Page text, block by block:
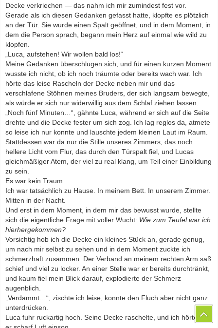
Decke verkriechen — das nahm ich mir zumindest fest vor.
Gerade als ich diesen Gedanken gefasst hatte, klopfte es plötzlich
an der Tür. Sie wurde einen Spalt geöffnet, und in dem Moment, in
dem die Person sprach, begann mein Herz auf einmal wie wild zu
klopfen.
„Luca, aufstehen! Wir wollen bald los!“
Meine Gedanken überschlugen sich, und für einen kurzen Moment
wusste ich nicht, ob ich noch träumte oder bereits wach war. Ich
hörte das leise Rascheln der Decke neben mir und das
verschlafene Stöhnen meines Bruders, der sich langsam bewegte,
als würde er sich nur widerwillig aus dem Schlaf ziehen lassen.
„Noch fünf Minuten…“, gähnte Luca, während er sich auf die Seite
drehte und die Decke fester um sich zog. Ich lag reglos da, atmete
so leise ich nur konnte und lauschte jedem kleinen Laut im Raum.
Stattdessen war da nur die Stille unseres Zimmers, das noch
hellere Licht vom Flur, das durch den Türspalt fiel, und Lucas
gleichmäßiger Atem, der viel zu real klang, um Teil einer Einbildung
zu sein.
Es war kein Traum.
Ich war tatsächlich zu Hause. In meinem Bett. In unserem Zimmer.
Mitten in der Nacht.
Und erst in dem Moment, in dem mir das bewusst wurde, stellte
sich die eigentliche Frage mit voller Wucht: Wie zum Teufel war ich
hierhergekommen?
Vorsichtig hob ich die Decke ein kleines Stück an, gerade genug,
um nach mir selbst zu sehen und in dem Moment zuckte ich
schmerzhaft zusammen. Der Verband an meinem rechten Arm saß
schief und viel zu locker. An einer Stelle war er bereits durchtränkt,
und kaum fiel mein Blick darauf, explodierte der Schmerz
augenblich.
„Verdammt…“, zischte ich leise, konnte den Fluch aber nicht ganz
unterdrücken.
Luca fuhr ruckartig hoch. Seine Decke raschelte, und ich hörte, wie